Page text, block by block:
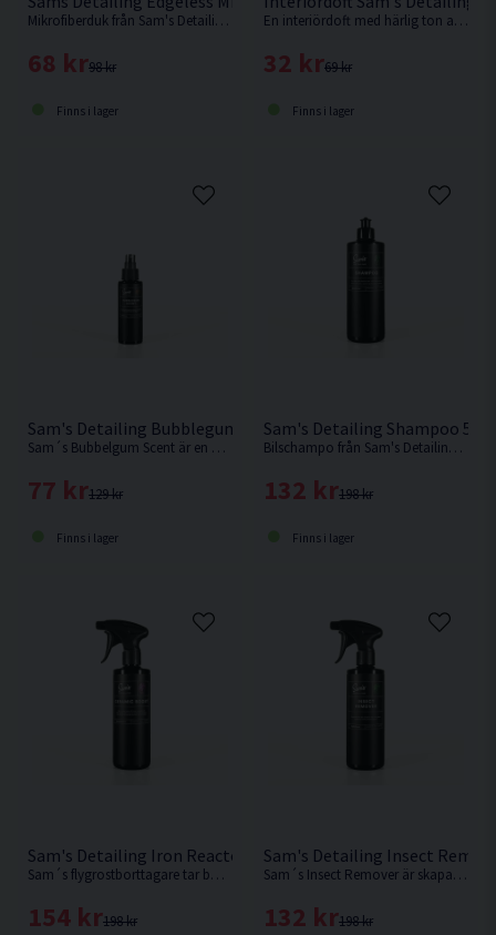
Mikrofiberduk från Sam's Detailing som är kantlös för minskad risk för torkrepor.
98 kr
68 kr
Finns i lager
En interiördoft med härlig ton av lavendel.
69 kr
32 kr
Finns i lager
Sam's Detailing Bubblegum Scent 100ml Interiördoft
Sam´s Bubbelgum Scent är en doftförbättrare i flytande form med tuggummidoft.
129 kr
77 kr
Finns i lager
Sam's Detailing Shampoo
Bilschampo från Sam's Detailing med doft av bubbelgum.
198 kr
132 kr
Finns i lager
Sam's Detailing Iron Reactor 500ml Flygrostborttagare
Sam´s flygrostborttagare tar bort järnbaserade föroreningar och skapar en blödande effekt när produkten kommer i kontakt med föroreningar.
198 kr
154 kr
Sam's Detailing Insect
Sam´s Insect Remover är skapad för att enkelt ta bort intorkade insekter och intorkat insektsrester...
198 kr
132 kr